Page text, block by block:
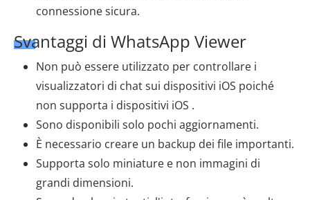
connessione sicura.
Svantaggi di WhatsApp Viewer
Non può essere utilizzato per controllare i
visualizzatori di chat sui dispositivi iOS poiché
non supporta i dispositivi iOS .
Sono disponibili solo pochi aggiornamenti.
È necessario creare un backup dei file importanti.
Supporta solo miniature e non immagini di
grandi dimensioni.